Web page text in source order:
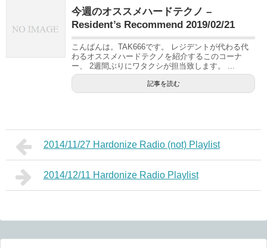
今週のオススメハードテクノ –
Resident’s Recommend 2019/02/21
こんばんは。TAK666です。 レジデントが代わる代
わるオススメハードテクノを紹介するこのコーナ
ー、 2週間ぶりにワタクシが担当致します。 ...
記事を読む
2014/11/27 Hardonize Radio (not) Playlist
2014/12/11 Hardonize Radio Playlist